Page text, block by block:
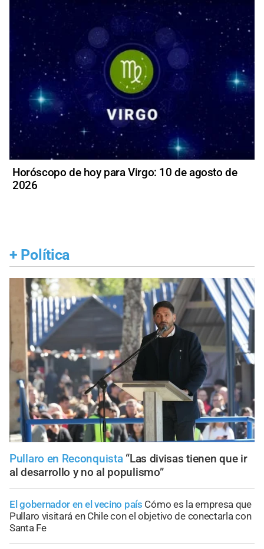
Horóscopo de hoy para Virgo: 10 de agosto de
2026
+ Política
Pullaro en Reconquista “Las divisas tienen que ir
al desarrollo y no al populismo”
El gobernador en el vecino país Cómo es la empresa que
Pullaro visitará en Chile con el objetivo de conectarla con
Santa Fe